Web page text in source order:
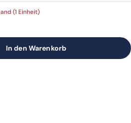
(1 Einheit)
In den Warenkorb